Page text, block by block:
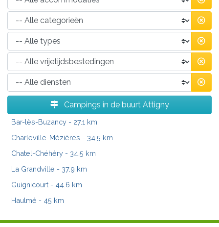
Campings in de buurt Attigny
Bar-lès-Buzancy - 27.1 km
Charleville-Mézières - 34.5 km
Chatel-Chéhéry - 34.5 km
La Grandville - 37.9 km
Guignicourt - 44.6 km
Haulmé - 45 km